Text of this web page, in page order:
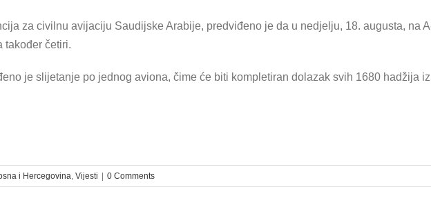
za civilnu avijaciju Saudijske Arabije, predviđeno je da u nedjelju, 18. augusta, na
također četiri.
je slijetanje po jednog aviona, čime će biti kompletiran dolazak svih 1680 hadžija
i Hercegovina Vijesti | 0 Comments